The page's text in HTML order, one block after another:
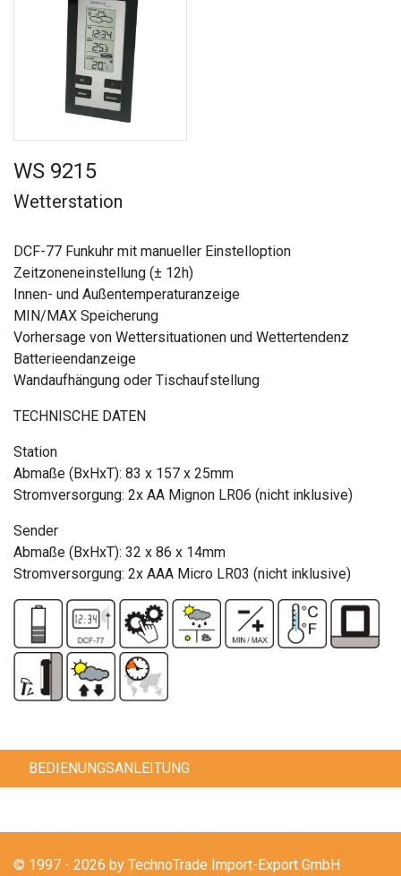
WS 9215
Wetterstation
DCF-77 Funkuhr mit manueller Einstelloption
Zeitzoneneinstellung (± 12h)
Innen- und Außentemperaturanzeige
MIN/MAX Speicherung
Vorhersage von Wettersituationen und Wettertendenz
Batterieendanzeige
Wandaufhängung oder Tischaufstellung
TECHNISCHE DATEN
Station
Abmaße (BxHxT): 83 x 157 x 25mm
Stromversorgung: 2x AA Mignon LR06 (nicht inklusive)
Sender
Abmaße (BxHxT): 32 x 86 x 14mm
Stromversorgung: 2x AAA Micro LR03 (nicht inklusive)
BEDIENUNGSANLEITUNG
© 1997 - 2026 by TechnoTrade Import-Export GmbH